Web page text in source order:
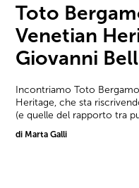
Toto
Venetian
Giovanni
Incontriamo Toto
Heritage, che sta
(e quelle del rapporto tra
di Marta Galli